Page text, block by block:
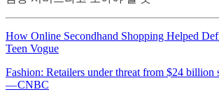
How Online Secondhand Shopping Helped
Teen Vogue
Fashion: Retailers under threat from $24 billion
— CNBC